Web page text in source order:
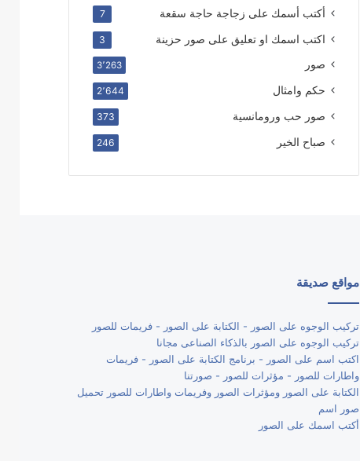
أكتب أسمك على زجاجة حاجة سقعة 7
اكتب اسمك او تعليق على صور حزينة 3
صور 3٬263
حكم وامثال 2٬644
صور حب ورومانسية 373
صباح الخير 246
مواقع صديقة
تركيب الوجوه على الصور - الكتابة على الصور - فريمات للصور
تركيب الوجوه على الصور بالذكاء الصناعى مجانا
اكتب اسم على الصور - برنامج الكتابة على الصور - فريمات
واطارات للصور - مؤثرات للصور - صورتنا
الكتابة على الصور ومؤثرات الصور وفريمات واطارات للصور تحميل
صور اسم
أكتب اسمك على الصور